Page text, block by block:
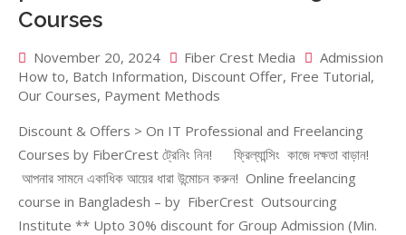
Courses
November 20, 2024 Fiber Crest Media
Admission
How to, Batch Information, Discount Offer, Free Tutorial,
Our Courses, Payment Methods
Discount & Offers > On IT Professional and Freelancing
Courses by FiberCrest ট্রেনিং নিন! ফ্রিল্যান্সিং কাজে দক্ষতা বাড়ান!
আপনার সামনে একাধিক আয়ের ধারা উন্মোচন করুন! Online freelancing
course in Bangladesh – by FiberCrest Outsourcing
Institute ** Upto 30% discount for Group Admission (Min.